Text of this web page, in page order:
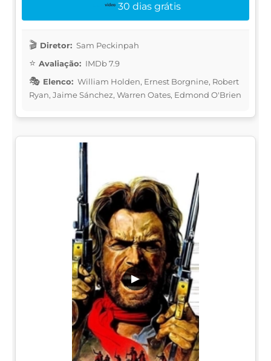
30 dias grátis
Diretor: Sam Peckinpah
Avaliação: IMDb 7.9
Elenco: William Holden, Ernest Borgnine, Robert
Ryan, Jaime Sánchez, Warren Oates, Edmond O'Brien
▶